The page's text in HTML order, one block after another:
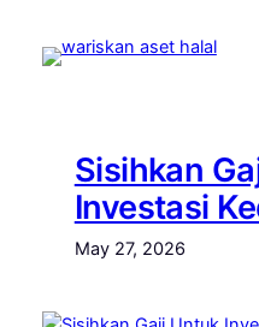
Sisihkan
Investasi
May 27, 2026